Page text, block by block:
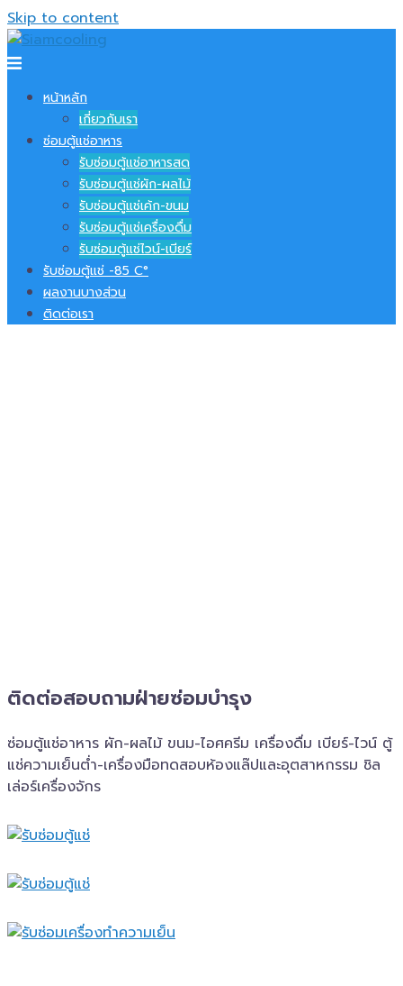
Skip to content
หน้าหลัก
เกี่ยวกับเรา
ซ่อมตู้แช่อาหาร
รับซ่อมตู้แช่อาหารสด
รับซ่อมตู้แช่ผัก-ผลไม้
รับซ่อมตู้แช่เค้ก-ขนม
รับซ่อมตู้แช่เครื่องดื่ม
รับซ่อมตู้แช่ไวน์-เบียร์
รับซ่อมตู้แช่ -​85 C°
ผลงานบางส่วน
ติดต่อเรา
ติดต่อสอบถาม​ฝ่ายซ่อมบำรุง
ซ่อมตู้แช่อาหาร ผัก-ผลไม้ ขนม-ไอศครีม เครื่องดื่ม เบียร์-ไวน์ ตู้
แช่ความเย็นต่ำ-เครื่องมือทดสอบห้องแล๊ปและอุตสาหกรรม ชิล
เล่อร์เครื่อง​จักร